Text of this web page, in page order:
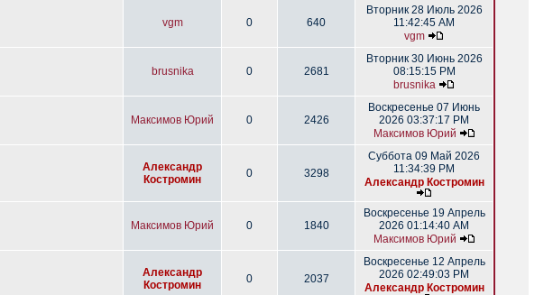
vgm 0 640
Вторник 28 Июль 2026
11:42:45 AM
vgm
brusnika 0 2681
Вторник 30 Июнь 2026
08:15:15 PM
brusnika
Максимов Юрий 0 2426
Воскресенье 07 Июнь
2026 03:37:17 PM
Максимов Юрий
Александр
Костромин
0 3298
Суббота 09 Май 2026
11:34:39 PM
Александр Костромин
Максимов Юрий 0 1840
Воскресенье 19 Апрель
2026 01:14:40 AM
Максимов Юрий
Александр
Костромин
0 2037
Воскресенье 12 Апрель
2026 02:49:03 PM
Александр Костромин